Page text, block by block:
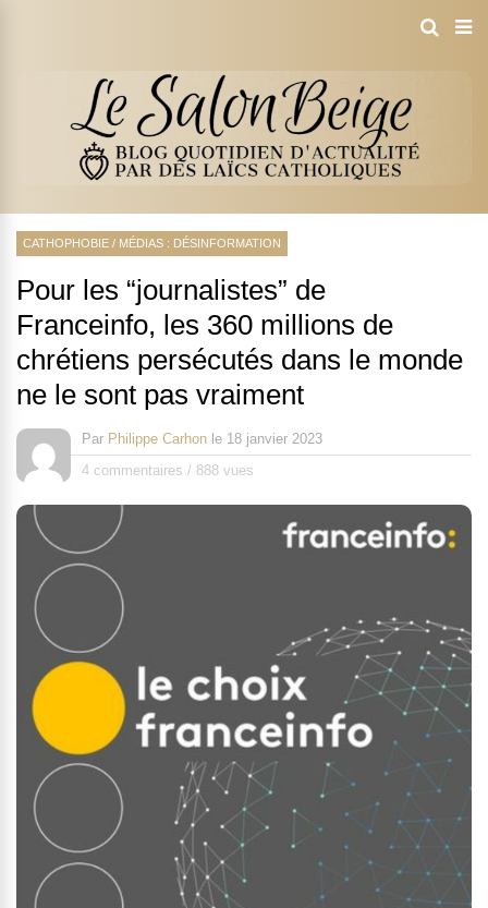
CATHOPHOBIE / MÉDIAS : DÉSINFORMATION
Pour les “journalistes” de
Franceinfo, les 360 millions de
chrétiens persécutés dans le monde
ne le sont pas vraiment
Par Philippe Carhon le 18 janvier 2023
4 commentaires / 888 vues